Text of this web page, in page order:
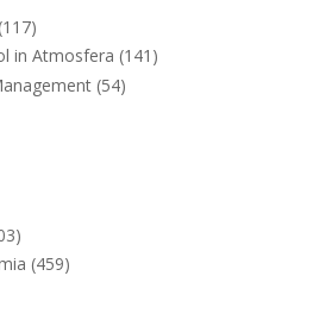
(117)
in Atmosfera (141)
(54)
(459)